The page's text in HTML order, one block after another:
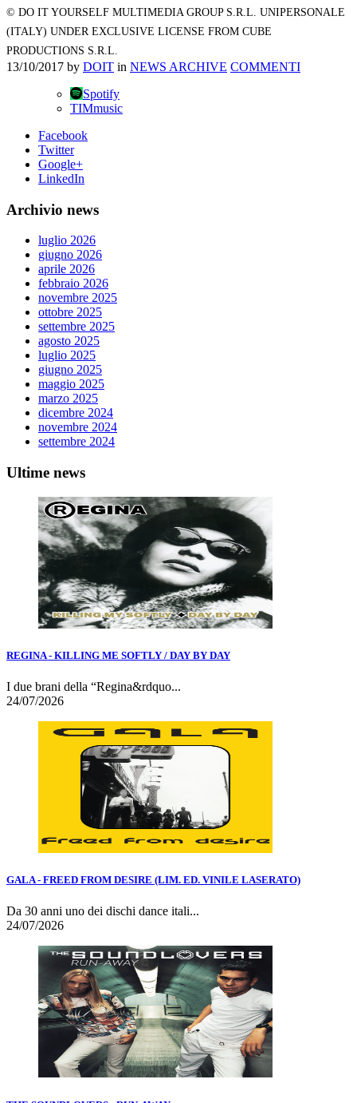
© DO IT YOURSELF MULTIMEDIA GROUP S.R.L. UNIPERSONALE
(ITALY) UNDER EXCLUSIVE LICENSE FROM CUBE
PRODUCTIONS S.R.L.
13/10/2017 by DOIT in NEWS ARCHIVE COMMENTI
Spotify
TIMmusic
Facebook
Twitter
Google+
LinkedIn
Archivio news
luglio 2026
giugno 2026
aprile 2026
febbraio 2026
novembre 2025
ottobre 2025
settembre 2025
agosto 2025
luglio 2025
giugno 2025
maggio 2025
marzo 2025
dicembre 2024
novembre 2024
settembre 2024
Ultime news
REGINA - KILLING ME SOFTLY / DAY BY DAY
I due brani della “Regina&rdquo...
24/07/2026
GALA - FREED FROM DESIRE (LIM. ED. VINILE LASERATO)
Da 30 anni uno dei dischi dance itali...
24/07/2026